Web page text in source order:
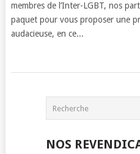
membres de l’Inter-LGBT, nos
paquet pour vous proposer une
audacieuse, en ce...
POSTS
NAVIGATION
NOS